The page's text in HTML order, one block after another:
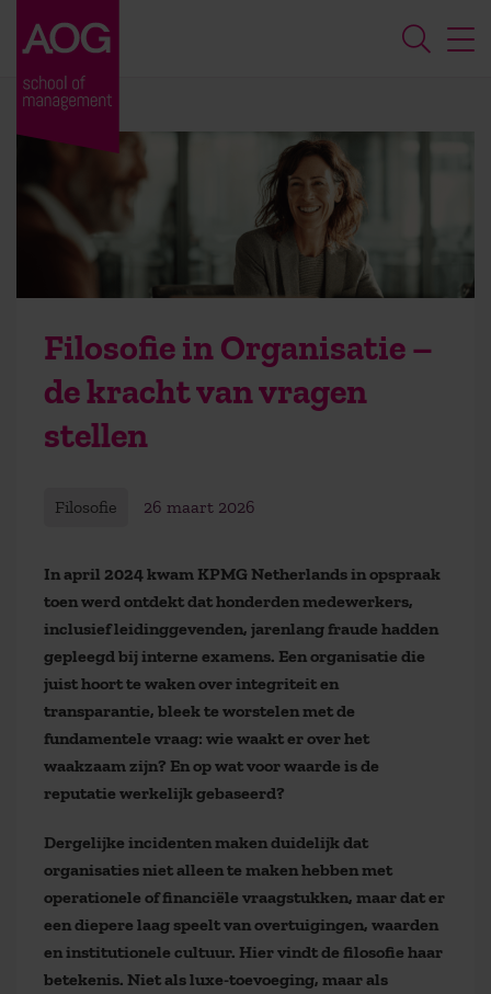
Filosofie in Organisatie –
de kracht van vragen
stellen
Filosofie 26 maart 2026
In april 2024 kwam KPMG Netherlands in opspraak
toen werd ontdekt dat honderden medewerkers,
inclusief leidinggevenden, jarenlang fraude hadden
gepleegd bij interne examens. Een organisatie die
juist hoort te waken over integriteit en
transparantie, bleek te worstelen met de
fundamentele vraag: wie waakt er over het
waakzaam zijn? En op wat voor waarde is de
reputatie werkelijk gebaseerd?
Dergelijke incidenten maken duidelijk dat
organisaties niet alleen te maken hebben met
operationele of financiële vraagstukken, maar dat er
een diepere laag speelt van overtuigingen, waarden
en institutionele cultuur. Hier vindt de filosofie haar
betekenis. Niet als luxe-toevoeging, maar als